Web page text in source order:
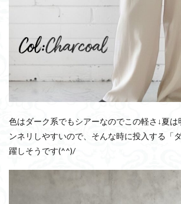
色はダーク系でもシアーなのでこの軽さ↓夏
ンネリしやすいので、そんな時に投入する「
躍しそうです(^^)/